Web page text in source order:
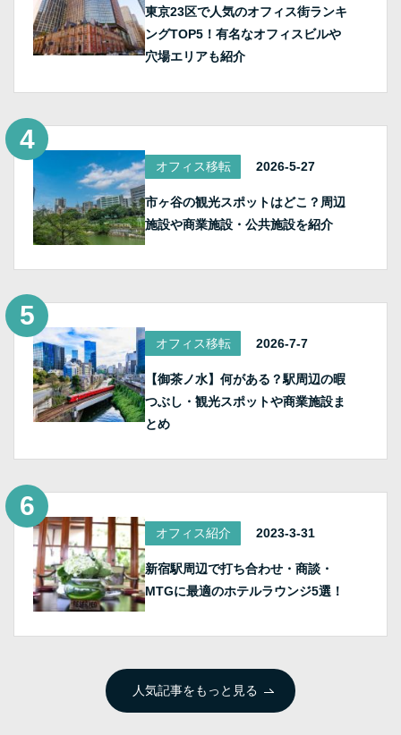
東京23区で人気のオフィス街ランキ
ングTOP5！有名なオフィスビルや
穴場エリアも紹介
オフィス移転 2026-5-27
市ヶ谷の観光スポットはどこ？周辺
施設や商業施設・公共施設を紹介
オフィス移転 2026-7-7
【御茶ノ水】何がある？駅周辺の暇
つぶし・観光スポットや商業施設ま
とめ
オフィス紹介 2023-3-31
新宿駅周辺で打ち合わせ・商談・
MTGに最適のホテルラウンジ5選！
人気記事をもっと見る